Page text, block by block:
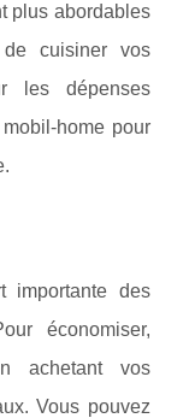
plus abordables
cuisiner vos
les dépenses
home pour
importante des
économiser,
achetant vos
Vous pouvez